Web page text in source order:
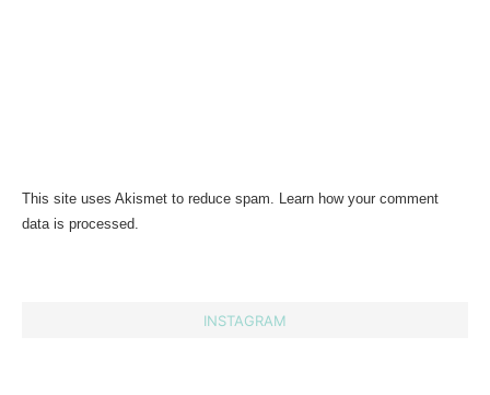
This site uses Akismet to reduce spam. Learn how your comment
data is processed.
INSTAGRAM